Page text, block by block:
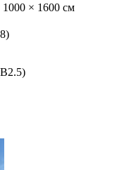
1000 × 1600 см